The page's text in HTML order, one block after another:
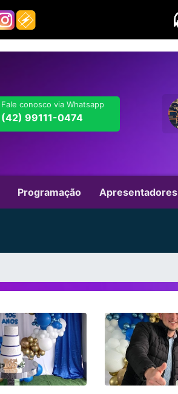
Fale conosco via Whatsapp
(42) 99111-0474
Programação Apresentadores